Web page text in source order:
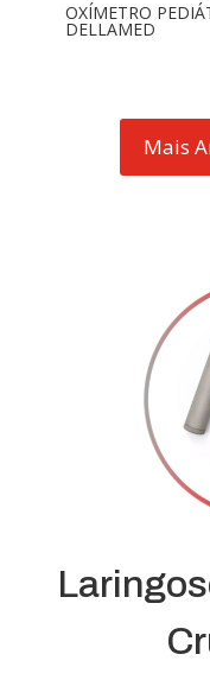
OXÍMETRO
DELLAMED
Mais